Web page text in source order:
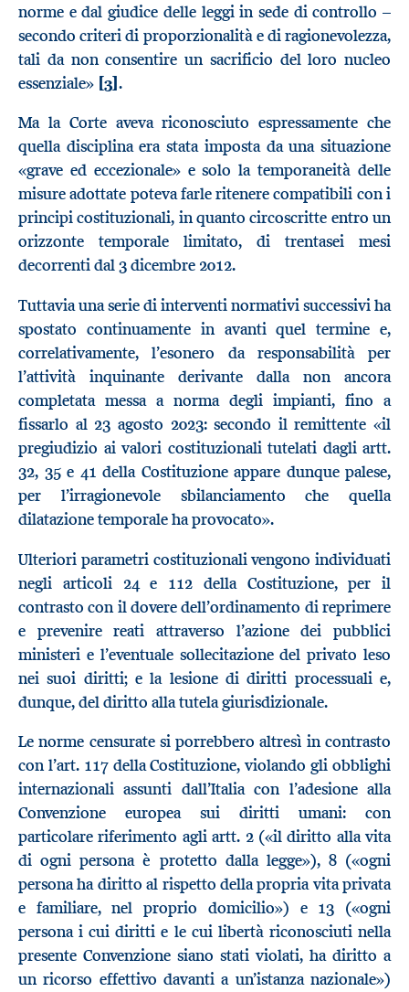
norme e dal giudice delle leggi in sede di controllo –
secondo criteri di proporzionalità e di ragionevolezza,
tali da non consentire un sacrificio del loro nucleo
essenziale» [3].
Ma la Corte aveva riconosciuto espressamente che
quella disciplina era stata imposta da una situazione
«grave ed eccezionale» e solo la temporaneità delle
misure adottate poteva farle ritenere compatibili con i
principi costituzionali, in quanto circoscritte entro un
orizzonte temporale limitato, di trentasei mesi
decorrenti dal 3 dicembre 2012.
Tuttavia una serie di interventi normativi successivi ha
spostato continuamente in avanti quel termine e,
correlativamente, l’esonero da responsabilità per
l’attività inquinante derivante dalla non ancora
completata messa a norma degli impianti, fino a
fissarlo al 23 agosto 2023: secondo il remittente «il
pregiudizio ai valori costituzionali tutelati dagli artt.
32, 35 e 41 della Costituzione appare dunque palese,
per l’irragionevole sbilanciamento che quella
dilatazione temporale ha provocato».
Ulteriori parametri costituzionali vengono individuati
negli articoli 24 e 112 della Costituzione, per il
contrasto con il dovere dell’ordinamento di reprimere
e prevenire reati attraverso l’azione dei pubblici
ministeri e l’eventuale sollecitazione del privato leso
nei suoi diritti; e la lesione di diritti processuali e,
dunque, del diritto alla tutela giurisdizionale.
Le norme censurate si porrebbero altresì in contrasto
con l’art. 117 della Costituzione, violando gli obblighi
internazionali assunti dall’Italia con l’adesione alla
Convenzione europea sui diritti umani: con
particolare riferimento agli artt. 2 («il diritto alla vita
di ogni persona è protetto dalla legge»), 8 («ogni
persona ha diritto al rispetto della propria vita privata
e familiare, nel proprio domicilio») e 13 («ogni
persona i cui diritti e le cui libertà riconosciuti nella
presente Convenzione siano stati violati, ha diritto a
un ricorso effettivo davanti a un’istanza nazionale»)